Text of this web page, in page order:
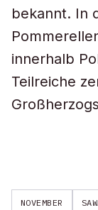
bekannt. In
innerhalb
Teilreiche
NOVEMBER